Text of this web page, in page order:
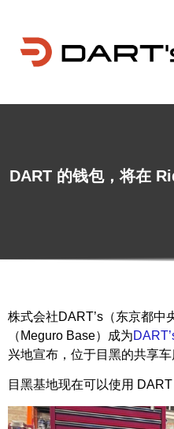
DART 的钱包，将在
株式会社DART’s（东京都中
（Meguro Base）成为
兴地宣布，位于目黑的共享
目黑基地现在可以使用